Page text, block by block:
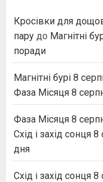
Кросівки для
пару до Магнітні
поради
Магнітні бурі 8
Фаза Місяця 8
Фаза Місяця 8
Схід і захід сонця
дня
Схід і захід сонця